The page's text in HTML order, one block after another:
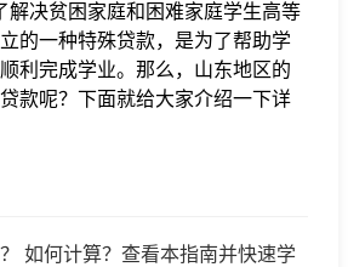
决贫困家庭和困难家庭学生高等
的一种特殊贷款，是为了帮助学
利完成学业。那么，山东地区的
款呢？下面就给大家介绍一下详
如何计算？查看本指南并快速学